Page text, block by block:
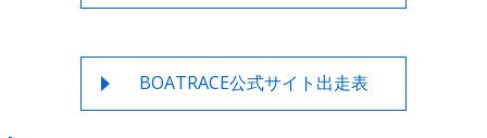
BOATRACE公式サイト出走表